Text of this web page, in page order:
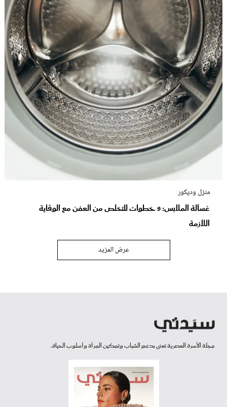
منزل وديكور
غسالة الملابس: 9 خطوات للتخلص من العفن مع الوقاية
اللازمة
عرض المزيد
مجلة الأسرة العصرية تعنى بدعم الشباب وتمكين المرأة وأسلوب الحياة.